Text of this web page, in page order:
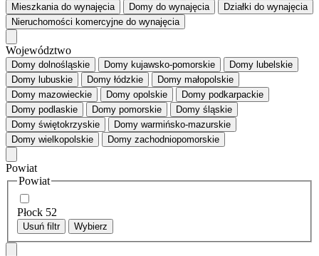
Mieszkaniado wynajęcia Domy do wynajęcia Działki do wynajęcia
Nieruchomości komercyjne do wynajęcia
Województwo
Domy dolnośląskie Domy kujawsko-pomorskie
Domy lubelskie
Domy lubuskie
Domy łódzkie
Domy małopolskie
Domy mazowieckie
Domy opolskie
Domy podkarpackie
Domy podlaskie
Domy pomorskie
Domy śląskie
Domy świętokrzyskie
Domy warmińsko-mazurskie
Domy wielkopolskie
Domy zachodniopomorskie
Powiat
Powiat
Płock 52
Usuń filtr Wybierz